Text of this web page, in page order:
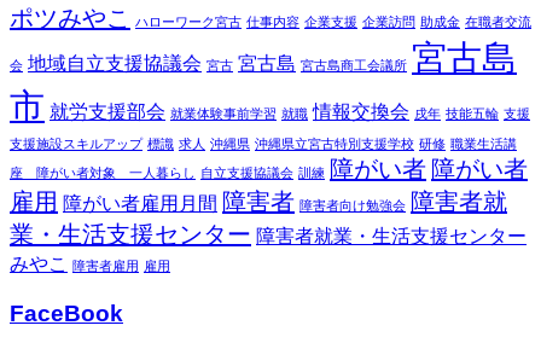
ポツみやこ
ハローワーク宮古 仕事内容 企業支援 企業訪問 助成金 在職者交流
会 地域自立支援協議会 宮古 宮古島 宮古島商工会議所 宮古島
市 就労支援部会 就業体験事前学習 就職 情報交換会 戌年 技能五輪 支援
支援施設スキルアップ 標識 求人 沖縄県 沖縄県立宮古特別支援学校 研修 職業生活講
座 障がい者対象 一人暮らし 自立支援協議会 訓練 障がい者 障がい者
雇用 障がい者雇用月間 障害者 障害者向け勉強会 障害者就
業・生活支援センター 障害者就業・生活支援センター
みやこ
障害者雇用 雇用
FaceBook